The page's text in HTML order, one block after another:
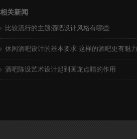
相关新闻
比较流行的主题酒吧设计风格有哪些
休闲酒吧设计的基本要求 这样的酒吧更有魅力
酒吧陈设艺术设计起到画龙点睛的作用